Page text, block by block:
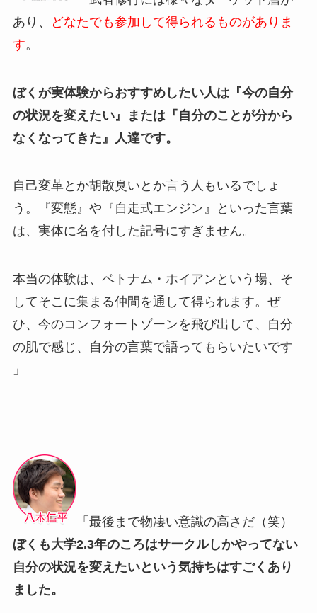
あり、
どなたでも参加して得られるものがありま
す。
ぼくが実体験からおすすめしたい人は『今の自分
の状況を変えたい』または『自分のことが分から
なくなってきた』人達です。
自己変革とか胡散臭いとか言う人もいるでしょ
う。『変態』や『自走式エンジン』といった言葉
は、実体に名を付した記号にすぎません。
本当の体験は、ベトナム・ホイアンという場、そ
してそこに集まる仲間を通して得られます。ぜ
ひ、今のコンフォートゾーンを飛び出して、自分
の肌で感じ、自分の言葉で語ってもらいたいです
」
「最後まで物凄い意識の高さだ（笑）
ぼくも大学2.3年のころはサークルしかやってない
自分の状況を変えたいという気持ちはすごくあり
ました。